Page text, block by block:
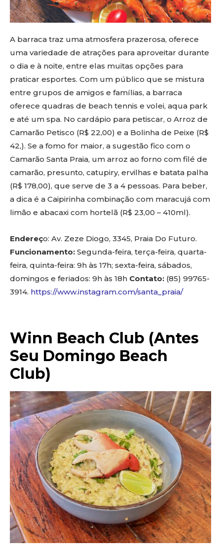
A barraca traz uma atmosfera prazerosa, oferece
uma variedade de atrações para aproveitar durante
o dia e à noite, entre elas muitas opções para
praticar esportes. Com um público que se mistura
entre grupos de amigos e famílias, a barraca
oferece quadras de beach tennis e volei, aqua park
e até um spa. No cardápio para petiscar, o Arroz de
Camarão Petisco (R$ 22,00) e a Bolinha de Peixe (R$
42,). Se a fomo for maior, a sugestão fico com o
Camarão Santa Praia, um arroz ao forno com filé de
camarão, presunto, catupiry, ervilhas e batata palha
(R$ 178,00), que serve de 3 a 4 pessoas. Para beber,
a dica é a Caipirinha combinação com maracujá com
limão e abacaxi com hortelã (R$ 23,00 – 410ml).
Endereço: Av. Zeze Diogo, 3345, Praia Do Futuro.
Funcionamento: Segunda-feira, terça-feira, quarta-
feira, quinta-feira: 9h às 17h; sexta-feira, sábados,
domingos e feriados: 9h às 18h Contato: (85) 99765-
3914. https://www.instagram.com/santa_praia/
Winn Beach Club (Antes
Seu Domingo Beach
Club)